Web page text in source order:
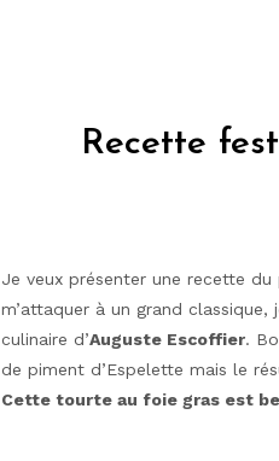
Recette
Je veux présenter une recette
m’attaquer à un grand classique,
culinaire d’Auguste Escoffier.
de piment d’Espelette mais le
Cette tourte au foie gras est